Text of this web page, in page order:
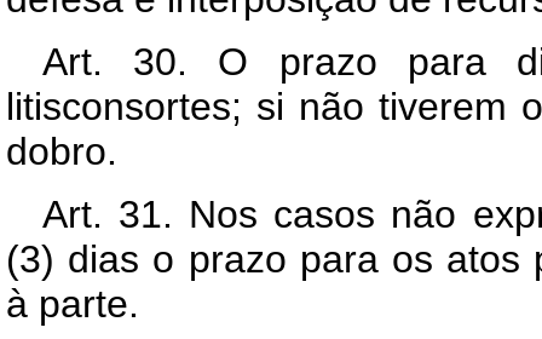
Art. 30. O prazo para
litisconsortes; si não tiverem
dobro.
Art. 31. Nos casos não
(3) dias o prazo para os atos
à parte.